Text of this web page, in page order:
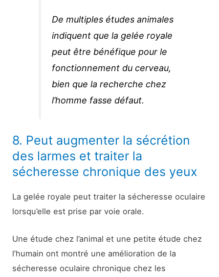
De multiples études animales
indiquent que la gelée royale
peut être bénéfique pour le
fonctionnement du cerveau,
bien que la recherche chez
l’homme fasse défaut.
8. Peut augmenter la sécrétion
des larmes et traiter la
sécheresse chronique des yeux
La gelée royale peut traiter la sécheresse oculaire
lorsqu’elle est prise par voie orale.
Une étude chez l’animal et une petite étude chez
l’humain ont montré une amélioration de la
sécheresse oculaire chronique chez les